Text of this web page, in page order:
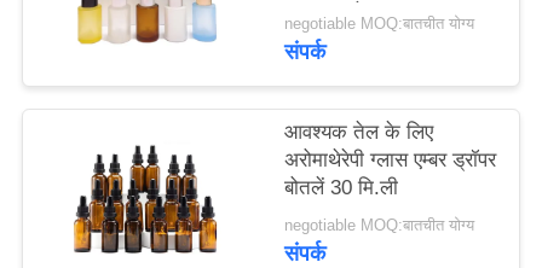
साइटमैप
PRIVACY
POLICY
आवश्यक तेल
negotiable MOQ:बातचीत योग्य
संपर्क
आवश्यक तेल के लिए
अरोमाथेरेपी ग्लास एम्बर ड्रॉपर
बोतलें 30 मि.ली
negotiable MOQ:बातचीत योग्य
संपर्क